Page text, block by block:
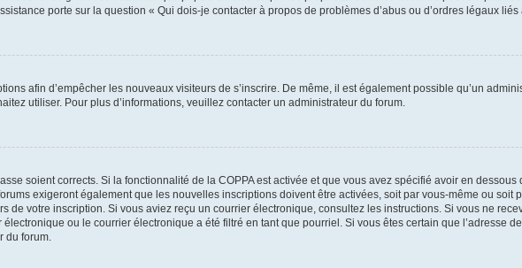
porte sur la question « Qui dois-je contacter à propos de problèmes d’abus ou d’ordres légaux liés
afin d’empêcher les nouveaux visiteurs de s’inscrire. De même, il est également possible qu’un
utiliser. Pour plus d’informations, veuillez contacter un administrateur du forum.
soient corrects. Si la fonctionnalité de la COPPA est activée et que vous avez spécifié avoir en dessous
exigeront également que les nouvelles inscriptions doivent être activées, soit par vous-même ou soit
de votre inscription. Si vous aviez reçu un courrier électronique, consultez les instructions. Si vous ne
ou le courrier électronique a été filtré en tant que pourriel. Si vous êtes certain que l’adresse
du forum.